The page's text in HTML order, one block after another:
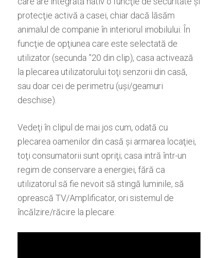
protecţie activă a casei, chiar dacă ăsăm
animalul de companie în interiorul imobilului. În
funcţie de opţiunea care este selectată de
utilizator (secunda ”20 din clip), casa activează
la plecarea utilizatorului toţi senzorii din casă,
sau doar cei de perimetru (uşi/geamuri
deschise).
Vedeţi în clipul de mai jos cum, odată cu
plecarea oamenilor din casă şi armarea locaţiei,
toţi consumatorii sunt opriţi; casa intră într-un
regim de conservare a energiei, fără ca
utilizatorul să fie nevoit să stingă luminile, să
oprească TV/Amplificator, ori sistemul de
încă lzire/răcire la plecare.